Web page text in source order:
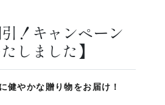
！キャンペーン
しました】
健やかな贈り物をお届け！